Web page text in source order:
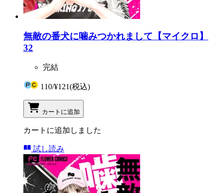
無敵の番犬に噛みつかれまして【マイクロ】
32
完結
110/¥121(税込)
カートに追加
カートに追加しました
試し読み